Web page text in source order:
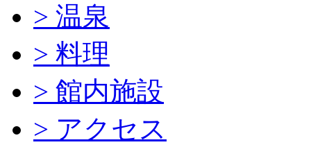
> 温泉
> 料理
> 館内施設
> アクセス